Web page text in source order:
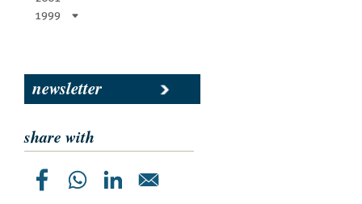
1999
newsletter
share with